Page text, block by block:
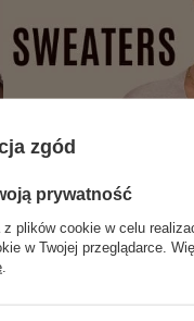
zgód
prywatność
plików cookie w celu
w Twojej przeglądarce.